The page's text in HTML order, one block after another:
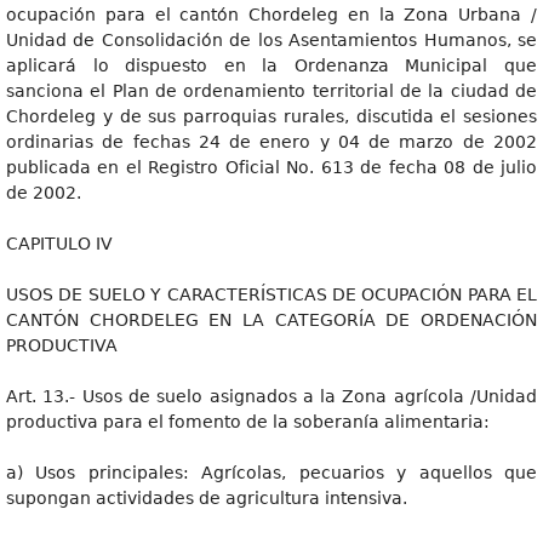
ocupación para el cantón Chordeleg en la Zona Urbana /
Unidad de Consolidación de los Asentamientos Humanos, se
aplicará lo dispuesto en la Ordenanza Municipal que
sanciona el Plan de ordenamiento territorial de la ciudad de
Chordeleg y de sus parroquias rurales, discutida el sesiones
ordinarias de fechas 24 de enero y 04 de marzo de 2002
publicada en el Registro Oficial No. 613 de fecha 08 de julio
de 2002.
CAPITULO IV
USOS DE SUELO Y CARACTERÍSTICAS DE OCUPACIÓN PARA EL
CANTÓN CHORDELEG EN LA CATEGORÍA DE ORDENACIÓN
PRODUCTIVA
Art. 13.- Usos de suelo asignados a la Zona agrícola /Unidad
productiva para el fomento de la soberanía alimentaria:
a) Usos principales: Agrícolas, pecuarios y aquellos que
supongan actividades de agricultura intensiva.